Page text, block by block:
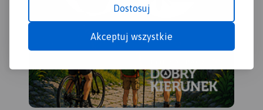
Dostosuj
Akceptuj wszystkie